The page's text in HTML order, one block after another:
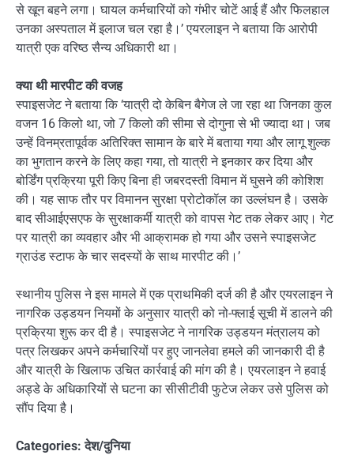
से खून बहने लगा। घायल कर्मचारियों को गंभीर चोटें आई हैं और फिलहाल
उनका अस्पताल में इलाज चल रहा है।’ एयरलाइन ने बताया कि आरोपी
यात्री एक वरिष्ठ सैन्य अधिकारी था।
क्या थी मारपीट की वजह
स्पाइसजेट ने बताया कि ‘यात्री दो केबिन बैगेज ले जा रहा था जिनका कुल
वजन 16 किलो था, जो 7 किलो की सीमा से दोगुना से भी ज्यादा था। जब
उन्हें विनम्रतापूर्वक अतिरिक्त सामान के बारे में बताया गया और लागू शुल्क
का भुगतान करने के लिए कहा गया, तो यात्री ने इनकार कर दिया और
बोर्डिंग प्रक्रिया पूरी किए बिना ही जबरदस्ती विमान में घुसने की कोशिश
की। यह साफ तौर पर विमानन सुरक्षा प्रोटोकॉल का उल्लंघन है। उसके
बाद सीआईएसएफ के सुरक्षाकर्मी यात्री को वापस गेट तक लेकर आए। गेट
पर यात्री का व्यवहार और भी आक्रामक हो गया और उसने स्पाइसजेट
ग्राउंड स्टाफ के चार सदस्यों के साथ मारपीट की।’
स्थानीय पुलिस ने इस मामले में एक प्राथमिकी दर्ज की है और एयरलाइन ने
नागरिक उड्डयन नियमों के अनुसार यात्री को नो-फ्लाई सूची में डालने की
प्रक्रिया शुरू कर दी है। स्पाइसजेट ने नागरिक उड्डयन मंत्रालय को
पत्र लिखकर अपने कर्मचारियों पर हुए जानलेवा हमले की जानकारी दी है
और यात्री के खिलाफ उचित कार्रवाई की मांग की है। एयरलाइन ने हवाई
अड्डे के अधिकारियों से घटना का सीसीटीवी फुटेज लेकर उसे पुलिस को
सौंप दिया है।
Categories:देश/दुनिया